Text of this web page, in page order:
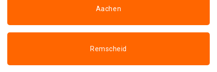
Aachen
Remscheid